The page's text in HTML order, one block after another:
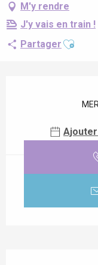
M'y rendre
J'y vais en train !
Partager Ajouter